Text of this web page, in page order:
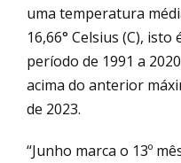
uma temperatura
16,66° Celsius (C), isto
período de 1991 a
acima do anterior
de 2023.
“Junho marca o 13º